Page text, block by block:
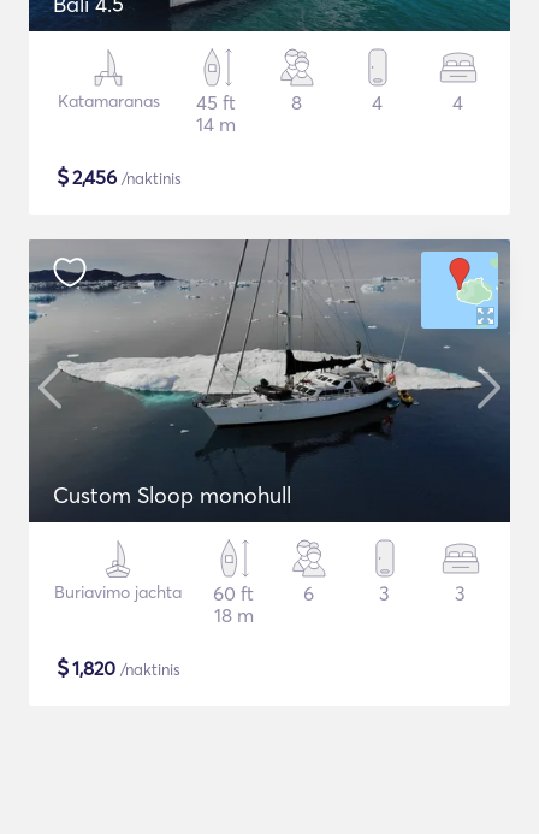
Katamaranas
45 ft
14 m
8 4 4
$2,456 /naktinis
Custom Sloop monohull
Buriavimo jachta
60 ft
18 m
6 3 3
$1,820 /naktinis